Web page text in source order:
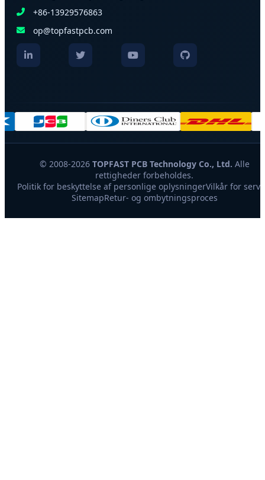
+86-13929576863
op@topfastpcb.com
© 2008-2026 TOPFAST PCB Technology Co., Ltd. Alle
rettigheder forbeholdes.
Politik for beskyttelse af personlige oplysningerVilkår for
SitemapRetur- og ombytningsproces